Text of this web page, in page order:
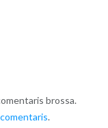
brossa.
.